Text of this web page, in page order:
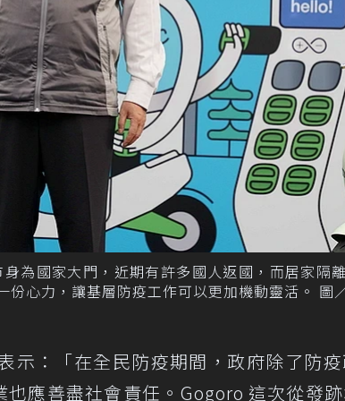
為國家大門，近期有許多國人返國，而居家隔
份心力，讓基層防疫工作可以更加機動靈活。 圖
示：「在全民防疫期間，政府除了防
應善盡社會責任。Gogoro 這次從發